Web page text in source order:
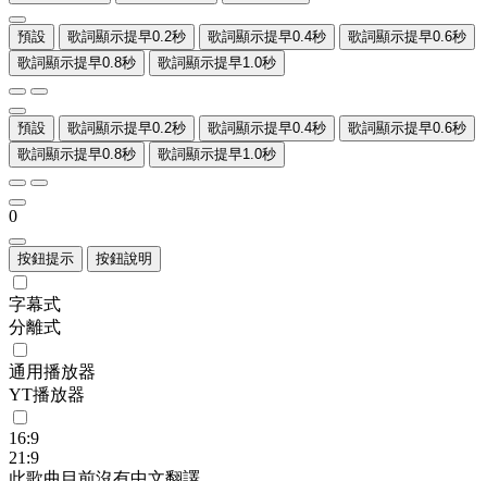
預設 歌詞顯示提早0.2秒 歌詞顯示提早0.4秒
歌詞顯示提早0.6秒
歌詞顯示提早0.8秒
歌詞顯示提早1.0秒
預設 歌詞顯示提早0.2秒 歌詞顯示提早0.4秒
歌詞顯示提早0.6秒
歌詞顯示提早0.8秒
歌詞顯示提早1.0秒
0
按鈕提示 按鈕說明
字幕式
分離式
通用播放器
YT播放器
16:9
21:9